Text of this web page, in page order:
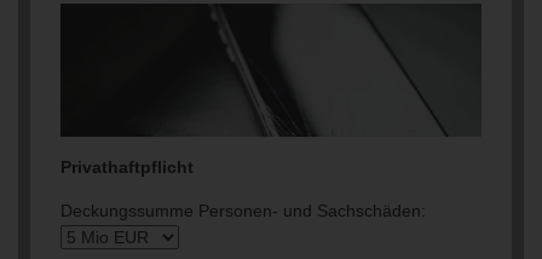
Privathaftpflicht
Deckungssumme Personen- und Sachschäden: